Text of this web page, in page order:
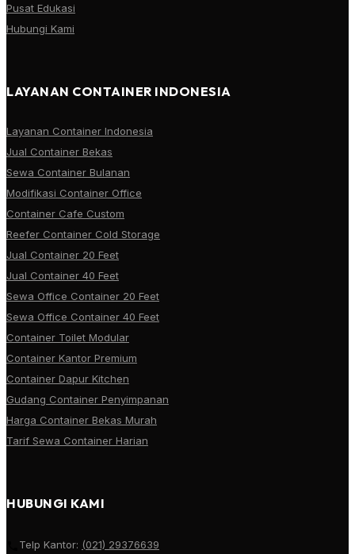
Pusat Edukasi
Hubungi Kami
LAYANAN CONTAINER INDONESIA
Layanan Container Indonesia
Jual Container Bekas
Sewa Container Bulanan
Modifikasi Container Office
Container Cafe Custom
Reefer Container Cold Storage
Jual Container 20 Feet
Jual Container 40 Feet
Sewa Office Container 20 Feet
Sewa Office Container 40 Feet
Container Toilet Modular
Container Kantor Premium
Container Dapur Kitchen
Gudang Container Penyimpanan
Harga Container Bekas Murah
Tarif Sewa Container Harian
HUBUNGI KAMI
Telp Kantor: (021) 29376639